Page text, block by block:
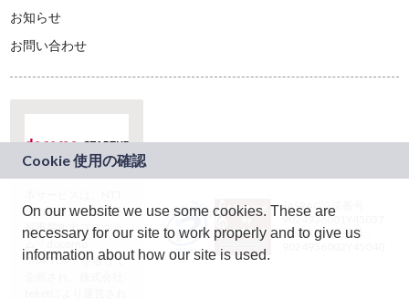
お知らせ
お問い合わせ
ドコモグループの新
規事業創出プログラ
ム「docomo
STARTUP」を通じて
JASRAC許諾番号：
9024936001Y45037
JASRAC許諾番号：
On our website we use some cookies. These are
necessary for our site to work properly and to give us
information about how our site is used.